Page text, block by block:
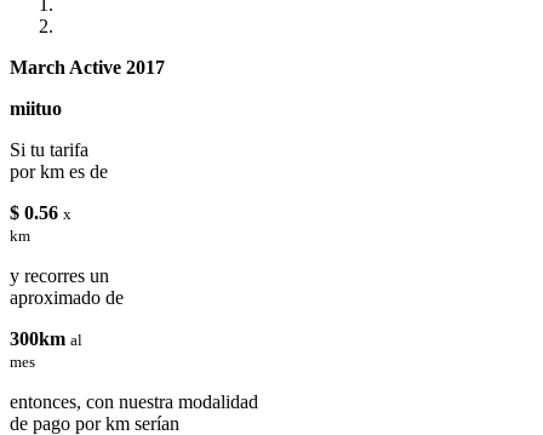
March Active 2017
miituo
Si tu tarifa
por km es de
$ 0.56 x
km
y recorres un
aproximado de
300km al
mes
entonces, con nuestra modalidad
de pago por km serían